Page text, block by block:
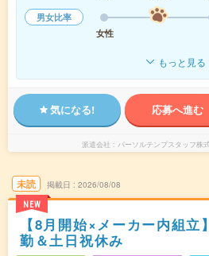
男女比率
女性
もっと見る
気になる! 応募へ進む
派遣会社 パーソルテンプスタッフ株
未読
NEW
掲載日 2026/08/08
【8月開始×メーカー内組立
勤＆土日祝休み